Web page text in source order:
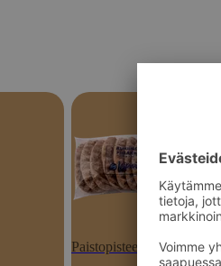
Paistopisteen tuotteet